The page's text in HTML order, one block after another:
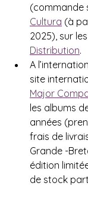
(commande
Cultura (à
2025), sur
Distribution.
A
site
Major
les albums
années
frais de
Grande -
édition
de stock